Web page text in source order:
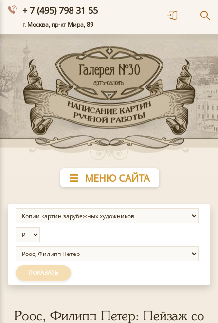
+ 7 (495) 798 31 55
г. Москва, пр-кт Мира, 89
МЕНЮ САЙТА
ПОКАЗАТЬ
Роос, Филипп Петер: Пейзаж со